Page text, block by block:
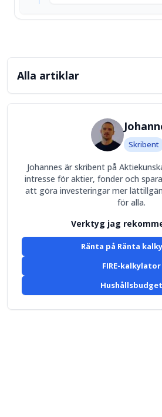
Alla artiklar
Skribent
Johannes är skribent på
intresse för aktier, fonder och
att göra investeringar mer
för alla.
Verktyg jag
Ränta på Ränta
FIRE-kalkylator
Hushållsbudget